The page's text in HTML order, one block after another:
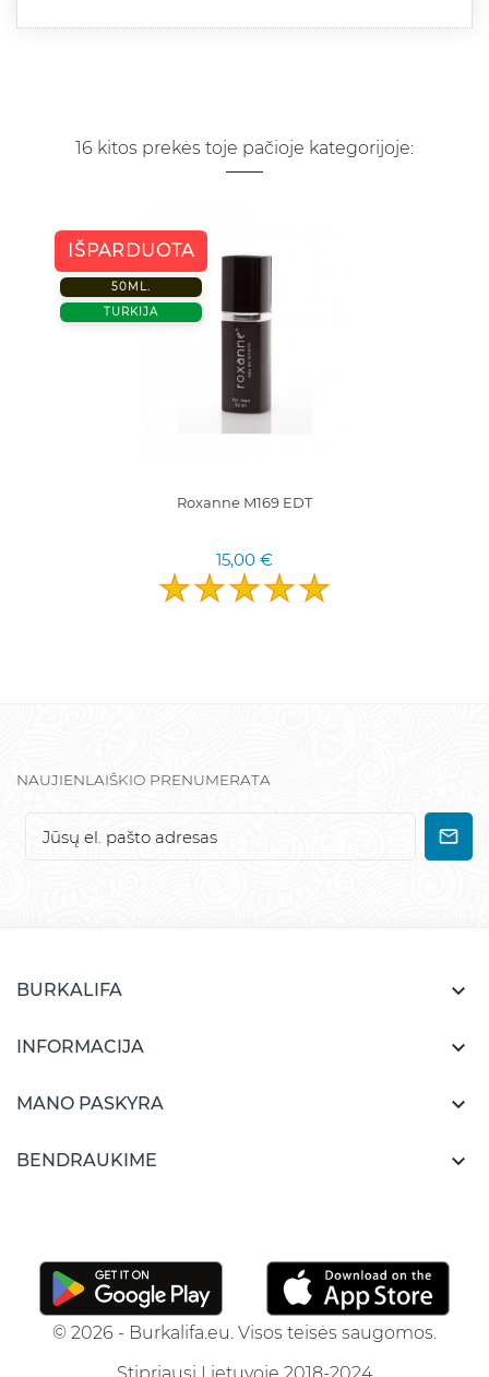
16 kitos prekės toje pačioje kategorijoje:
IŠPARDUOTA
50ML.
TURKIJA
Roxanne M169 EDT
15,00 €
NAUJIENLAIŠKIO PRENUMERATA
BURKALIFA 
INFORMACIJA 
MANO PASKYRA 
BENDRAUKIME 
© 2026 - Burkalifa.eu. Visos teisės saugomos.